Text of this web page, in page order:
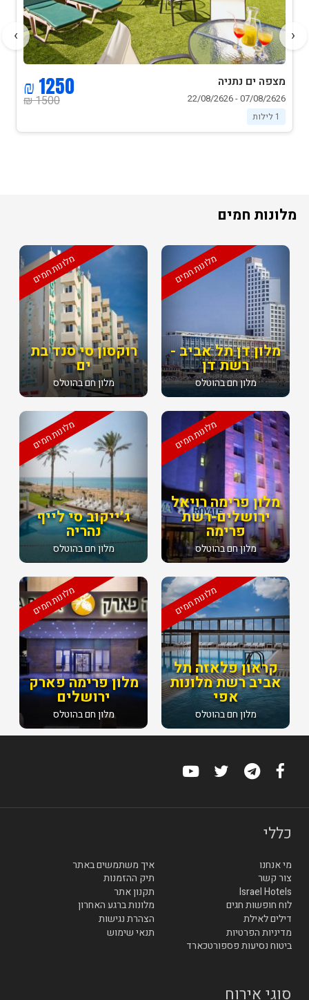
מצפה ים נתניה
07/08/2626 - 22/08/2626
1 לילות
1500 ₪
1250 ₪
‹
›
מלונות חמים
מלונות חמים
רוקסון סי סנד בת
ים
מלון חם בהוטלס
מלונות חמים
מלון דן תל אביב -
רשת דן
מלון חם בהוטלס
מלונות חמים
ג׳ייקוב סי לייף
נהריה
מלון חם בהוטלס
מלונות חמים
מלון פרימה רויאל
ירושלים-רשת
פרימה
מלון חם בהוטלס
מלונות חמים
מלון פרימה פארק
ירושלים
מלון חם בהוטלס
מלונות חמים
קראון פלאזה תל
אביב רשת מלונות
אפי
מלון חם בהוטלס
כללי
מי אנחנו
איך משתמשים באתר
צור קשר
תיק ההזמנות
Israel Hotels
תקנון אתר
לוח חופשות חגים
מלונות ברגע האחרון
דילים לאילת
הצהרת נגישות
מדיניות הפרטיות
תנאי שימוש
ביטוח נסיעות פספורטכארד
סוגי אירוח